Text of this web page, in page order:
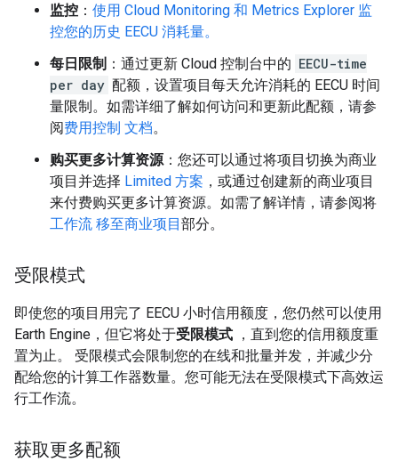
监控 ： 使用 Cloud Monitoring 和 Metrics Explorer 监
控您的历史 EECU 消耗量。
每日限制 ：通过更新 Cloud 控制台中的 EECU-time
per day 配额，设置项目每天允许消耗的 EECU 时间
量限制。如需详细了解如何访问和更新此配额，请参
阅费用控制 文档。
购买更多计算资源：您还可以通过将项目切换为商业
项目并选择 Limited 方案 ，或通过创建新的商业项目
来付费购买更多计算资源。如需了解详情，请参阅将
工作流 移至商业项目部分。
受限模式
即使您的项目用完了 EECU 小时信用额度，您仍然可以使用
Earth Engine，但它将处于受限模式 ，直到您的信用额度重
置为止。 受限模式会限制您的在线和批量并发，并减少分
配给您的计算工作器数量。您可能无法在受限模式下高效运
行工作流。
获取更多配额